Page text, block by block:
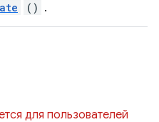
() .
для пользователей